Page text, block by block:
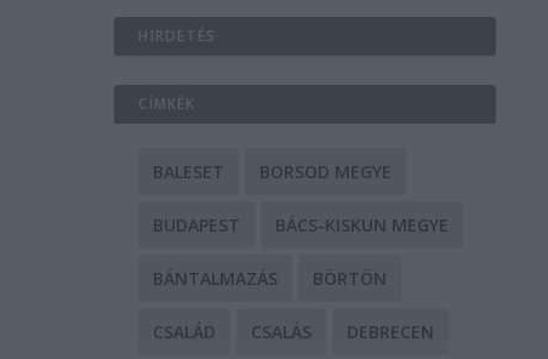
HIRDETÉS
CÍMKÉK
BALESET BORSOD MEGYE
BUDAPEST BÁCS-KISKUN MEGYE
BÁNTALMAZÁS BÖRTÖN
CSALÁD CSALÁS DEBRECEN